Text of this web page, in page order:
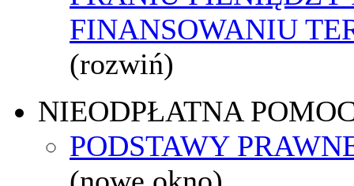
FINANSOWANIU
(rozwiń)
NIEODPŁATNA
PODSTAWY